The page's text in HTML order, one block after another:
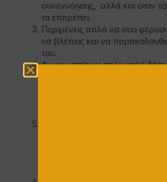
συνεννόησης, αλλά και όταν
το επιτρέπει.
Περιμένεις απλά να σου
να βλέπεις και να
του.
Αν και υπάρχει πολύ καλό
κτιρίου δεν παύουν να είναι
του κτιρίου τα οποία θέλουν
Βάσει αυτών των σημείων το
Τα σημεία των ενώσεων
εκτόνωσης της ύλης των
προγραμματισμένες ρωγμές ,